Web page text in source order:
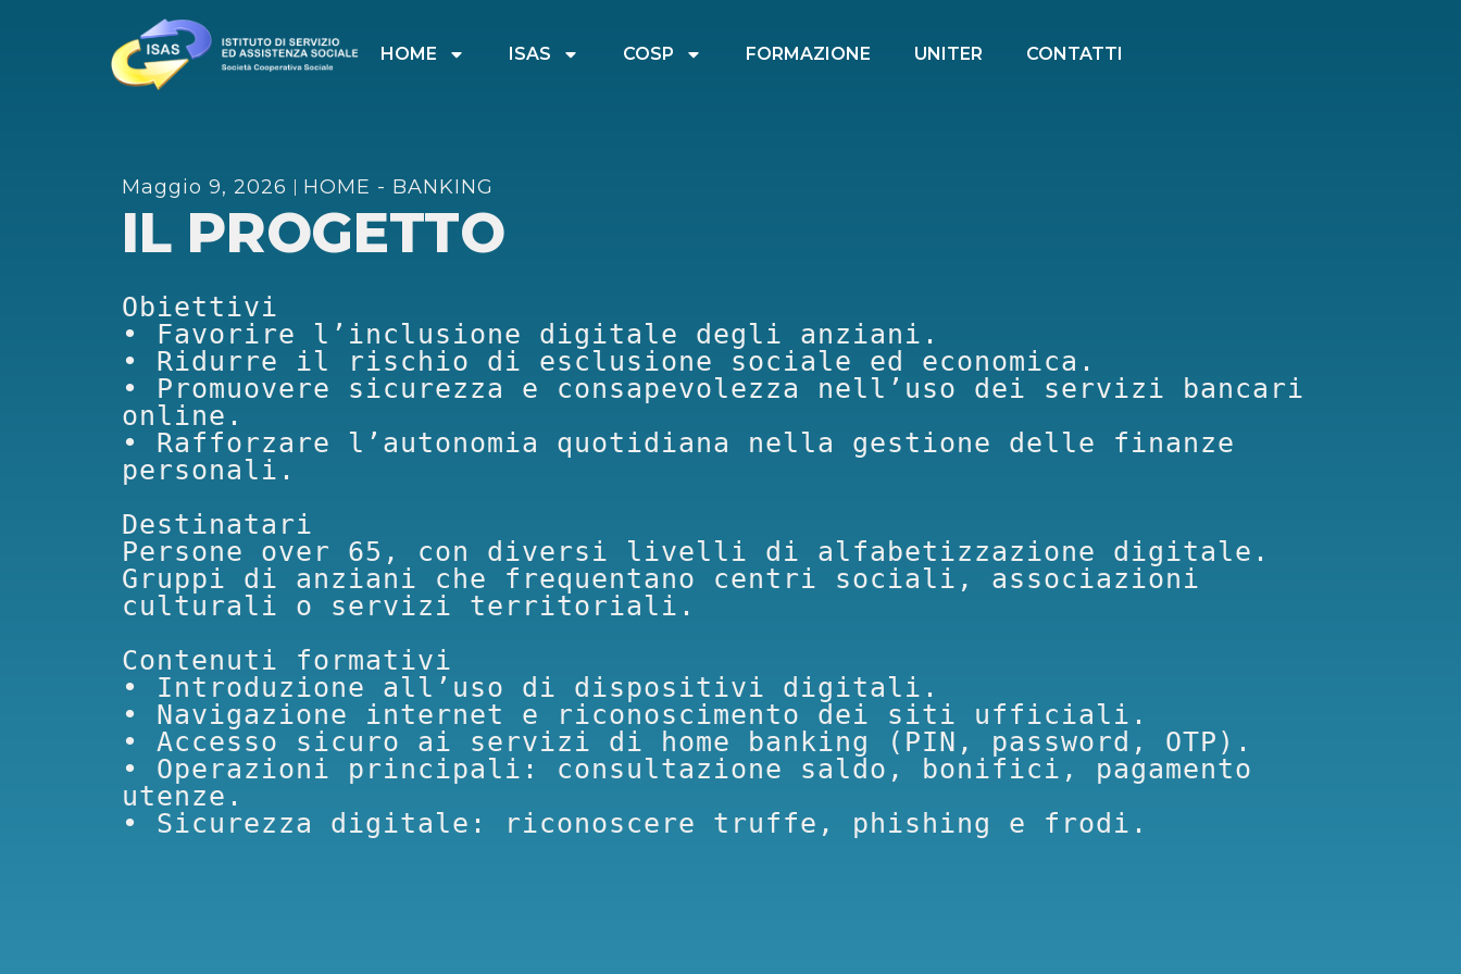
HOME ISAS COSP FORMAZIONE UNITER CONTATTI
Maggio 9, 2026 HOME - BANKING
IL PROGETTO
Obiettivi
• Favorire l’inclusione digitale degli anziani.
• Ridurre il rischio di esclusione sociale ed economica.
• Promuovere sicurezza e consapevolezza nell’uso dei servizi bancari
online.
• Rafforzare l’autonomia quotidiana nella gestione delle finanze
personali.
Destinatari
Persone over 65, con diversi livelli di alfabetizzazione digitale.
Gruppi di anziani che frequentano centri sociali, associazioni
culturali o servizi territoriali.
Contenuti formativi
• Introduzione all’uso di dispositivi digitali.
• Navigazione internet e riconoscimento dei siti ufficiali.
• Accesso sicuro ai servizi di home banking (PIN, password, OTP).
• Operazioni principali: consultazione saldo, bonifici, pagamento
utenze.
• Sicurezza digitale: riconoscere truffe, phishing e frodi.